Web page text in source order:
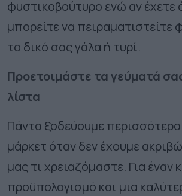
φυστικοβούτυρο ενώ αν έχετε
μπορείτε να πειραματιστείτε
το δικό σας γάλα ή τυρί.
Προετοιμάστε τα γεύματά
λίστα
Πάντα ξοδεύουμε
μάρκετ όταν δεν έχουμε
μας τι χρειαζόμαστε. Για έναν
προϋπολογισμό και μια